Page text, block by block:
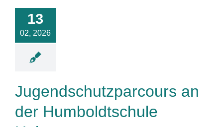
13
02, 2026
der
Jugendschutzparcours an
der Humboldtschule